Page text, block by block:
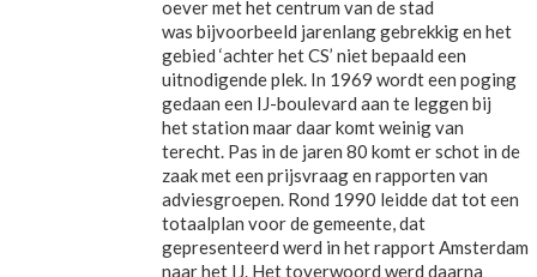
oever met het centrum van de stad
was bijvoorbeeld jarenlang gebrekkig en het
gebied ‘achter het CS’ niet bepaald een
uitnodigende plek. In 1969 wordt een poging
gedaan een IJ-boulevard aan te leggen bij
het station maar daar komt weinig van
terecht. Pas in de jaren 80 komt er schot in de
zaak met een prijsvraag en rapporten van
adviesgroepen. Rond 1990 leidde dat tot een
totaalplan voor de gemeente, dat
gepresenteerd werd in het rapport Amsterdam
naar het IJ. Het toverwoord werd daarna